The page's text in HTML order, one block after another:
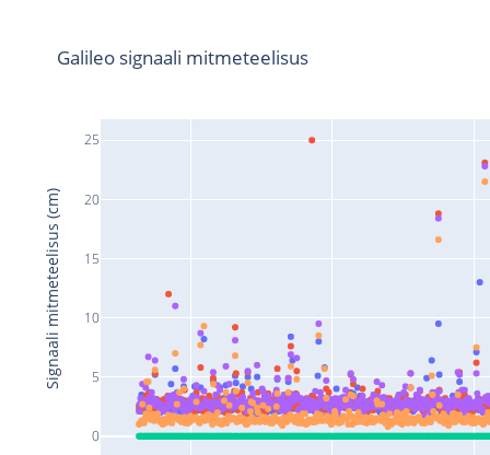
0
5
10
15
20
25
Galileo signaali mitmeteelisus
Signaali mitmeteelisus (cm)